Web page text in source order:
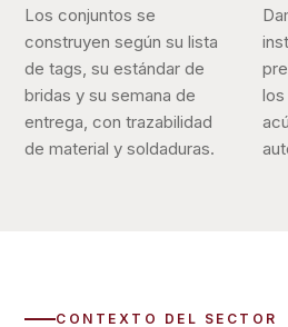
Los conjuntos se
construyen según su lista
de tags, su estándar de
bridas y su semana de
entrega, con trazabilidad
de material y soldaduras.
CONTEXTO DEL SECTOR